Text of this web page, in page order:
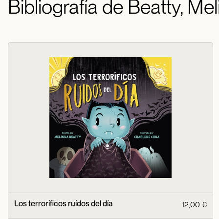
Bibliografía de Beatty,
Los terroríficos ruídos del día 12,00 €